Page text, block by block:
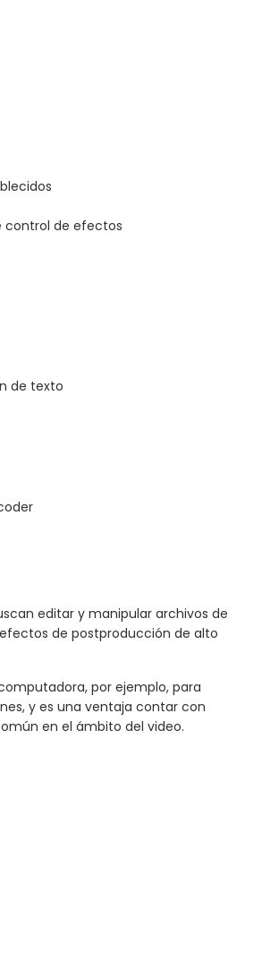
control de efectos
de texto
editar y manipular archivos de
de postproducción de alto
por ejemplo, para
y es una ventaja contar con
en el ámbito del video.